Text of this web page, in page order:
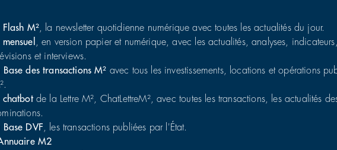
Flash M², la newsletter quotidienne numérique avec toutes les actualités du jour.
mensuel
, en version papier et numérique, avec les actualités, analyses,
et interviews.
Base des transactions M² avec tous les investissements, locations et opérations
chatbotde la Lettre M², ChatLettreM², avec toutes les transactions, les actualités
Base DVF , les transactions publiées par l'État.
M2